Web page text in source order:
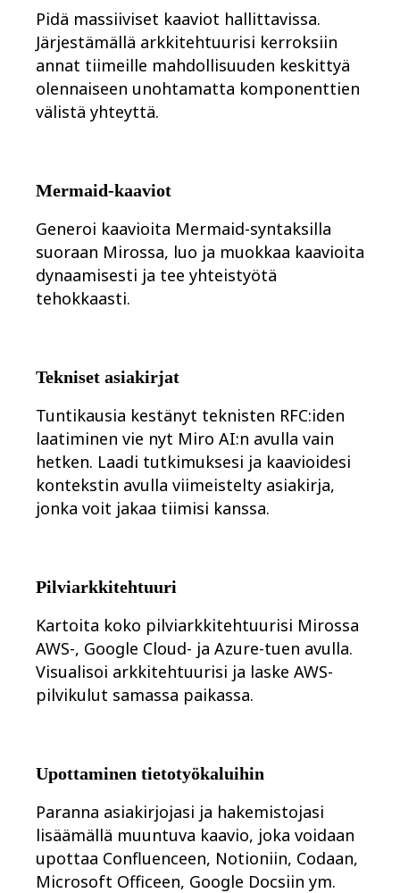
Pidä massiiviset kaaviot hallittavissa.
Järjestämällä arkkitehtuurisi kerroksiin
annat tiimeille mahdollisuuden keskittyä
olennaiseen unohtamatta komponenttien
välistä yhteyttä.
Mermaid-kaaviot
Generoi kaavioita Mermaid-syntaksilla
suoraan Mirossa, luo ja muokkaa kaavioita
dynaamisesti ja tee yhteistyötä
tehokkaasti.
Tekniset asiakirjat
Tuntikausia kestänyt teknisten RFC:iden
laatiminen vie nyt Miro AI:n avulla vain
hetken. Laadi tutkimuksesi ja kaavioidesi
kontekstin avulla viimeistelty asiakirja,
jonka voit jakaa tiimisi kanssa.
Pilviarkkitehtuuri
Kartoita koko pilviarkkitehtuurisi Mirossa
AWS-, Google Cloud- ja Azure-tuen avulla.
Visualisoi arkkitehtuurisi ja laske AWS-
pilvikulut samassa paikassa.
Upottaminen tietotyökaluihin
Paranna asiakirjojasi ja hakemistojasi
lisäämällä muuntuva kaavio, joka voidaan
upottaa Confluenceen, Notioniin, Codaan,
Microsoft Officeen, Google Docsiin ym.